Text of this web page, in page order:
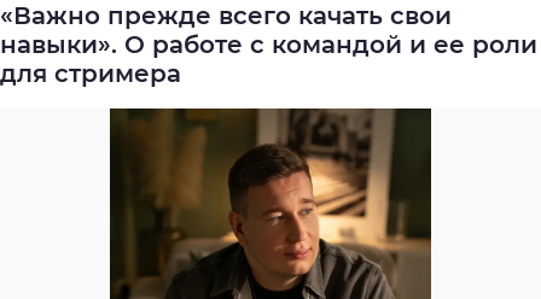
«Важно прежде всего качать свои
навыки». О работе с командой и ее роли
для стримера